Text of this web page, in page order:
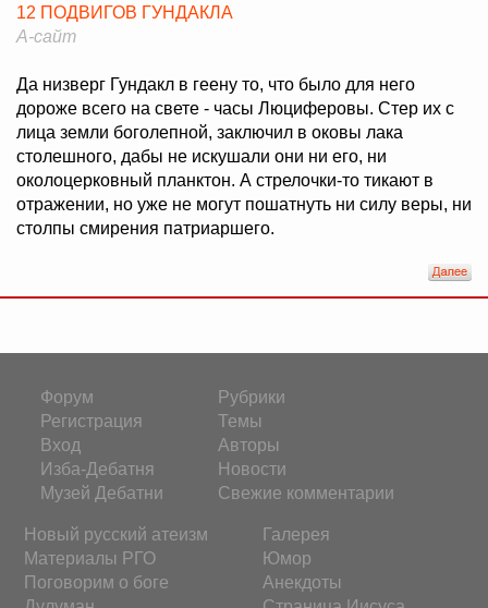
12 ПОДВИГОВ ГУНДАКЛА
А-сайт
Да низверг Гундакл в геену то, что было для него
дороже всего на свете - часы Люциферовы. Стер их с
лица земли боголепной, заключил в оковы лака
столешного, дабы не искушали они ни его, ни
околоцерковный планктон. А стрелочки-то тикают в
отражении, но уже не могут пошатнуть ни силу веры, ни
столпы смирения патриаршего.
Форум
Регистрация
Вход
Изба-Дебатня
Музей Дебатни
Рубрики
Темы
Авторы
Новости
Свежие комментарии
Новый русский атеизм
Материалы РГО
Поговорим о боге
Галерея
Юмор
Анекдоты